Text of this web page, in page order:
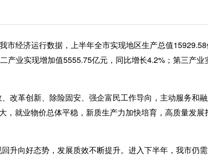
经济运行数据，上半年全市实现地区生产总值15929.58
产业实现增加值5555.75亿元，同比增长4.2%；第三产业
革创新、除险固安、强企富民工作导向，主动服务和
，就业物价总体平稳，新质生产力加快培育，高质量发展
向好态势，发展质效不断提升。进入下半年，我市仍